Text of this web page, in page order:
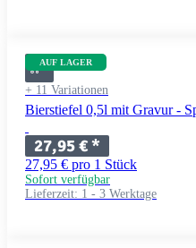
AUF LAGER
+ 11 Variationen
Bierstiefel 0,5l mit Gravur -
27,95 €*
27,95 € pro 1 Stück
Sofort verfügbar
Lieferzeit: 1 - 3 Werktage